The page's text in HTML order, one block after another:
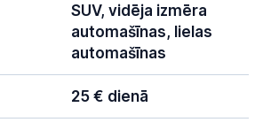
SUV, vidēja izmēra
automašīnas, lielas
automašīnas
25 € dienā